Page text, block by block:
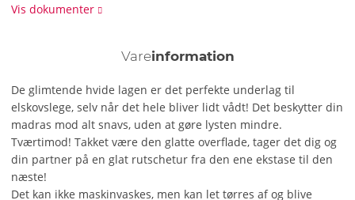
Vis dokumenter
Vareinformation
De glimtende hvide lagen er det perfekte underlag til
elskovslege, selv når det hele bliver lidt vådt! Det beskytter din
madras mod alt snavs, uden at gøre lysten mindre.
Tværtimod! Takket være den glatte overflade, tager det dig og
din partner på en glat rutschetur fra den ene ekstase til den
næste!
Det kan ikke maskinvaskes, men kan let tørres af og blive